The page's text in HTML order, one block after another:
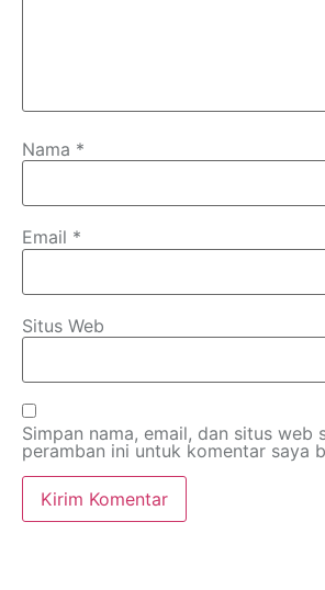
Nama *
Email *
Situs Web
Simpan nama, email, dan situs web
peramban ini untuk komentar saya